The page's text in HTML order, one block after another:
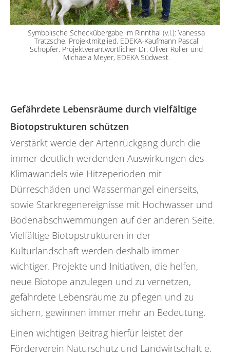
Symbolische Scheckübergabe im Rinnthal (v.l.): Vanessa
Tratzsche, Projektmitglied, EDEKA-Kaufmann Pascal
Schopfer, Projektverantwortlicher Dr. Oliver Röller und
Michaela Meyer, EDEKA Südwest.
Gefährdete Lebensräume durch vielfältige
Biotopstrukturen schützen
Verstärkt werde der Artenrückgang durch die
immer deutlich werdenden Auswirkungen des
Klimawandels wie Hitzeperioden mit
Dürreschäden und Wassermangel einerseits,
sowie Starkregenereignisse mit Hochwasser und
Bodenabschwemmungen auf der anderen Seite.
Vielfältige Biotopstrukturen in der
Kulturlandschaft werden deshalb immer
wichtiger. Projekte und Initiativen, die helfen,
neue Biotope anzulegen und zu vernetzen,
gefährdete Lebensräume zu pflegen und zu
sichern, gewinnen immer mehr an Bedeutung.
Einen wichtigen Beitrag hierfür leistet der
Förderverein Naturschutz und Landwirtschaft e.